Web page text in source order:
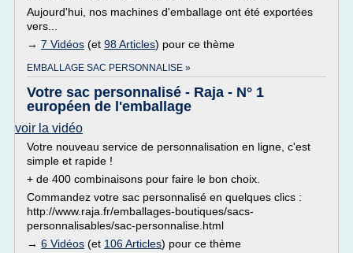
Aujourd'hui, nos machines d'emballage ont été exportées
vers...
→ 7 Vidéos (et 98 Articles) pour ce thème
EMBALLAGE SAC PERSONNALISE »
Votre sac personnalisé - Raja - N° 1
européen de l'emballage
voir la vidéo
Votre nouveau service de personnalisation en ligne, c'est
simple et rapide !
+ de 400 combinaisons pour faire le bon choix.
Commandez votre sac personnalisé en quelques clics :
http://www.raja.fr/emballages-boutiques/sacs-
personnalisables/sac-personnalise.html
→ 6 Vidéos (et 106 Articles) pour ce thème